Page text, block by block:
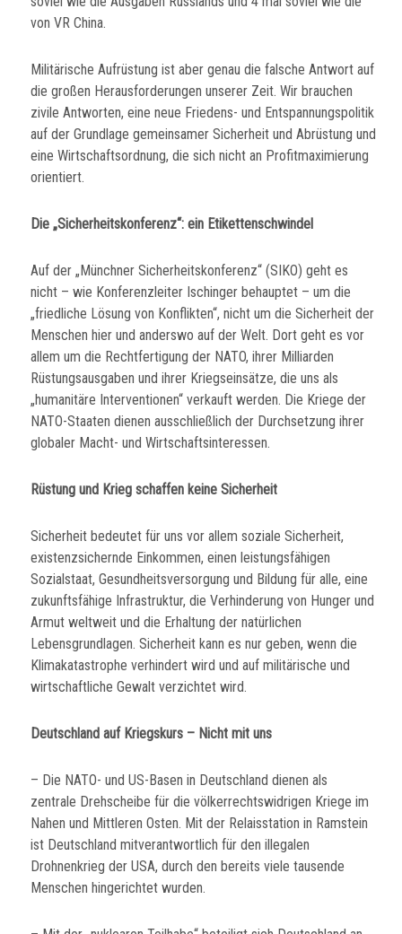
von VR China.
Militärische Aufrüstung ist aber genau die falsche Antwort auf
die großen Herausforderungen unserer Zeit. Wir brauchen
zivile Antworten, eine neue Friedens- und Entspannungspolitik
auf der Grundlage gemeinsamer Sicherheit und Abrüstung und
eine Wirtschaftsordnung, die sich nicht an Profitmaximierung
orientiert.
Die „Sicherheitskonferenz“: ein Etikettenschwindel
Auf der „Münchner Sicherheitskonferenz“ (SIKO) geht es
nicht – wie Konferenzleiter Ischinger behauptet – um die
„friedliche Lösung von Konflikten“, nicht um die Sicherheit der
Menschen hier und anderswo auf der Welt. Dort geht es vor
allem um die Rechtfertigung der NATO, ihrer Milliarden
Rüstungsausgaben und ihrer Kriegseinsätze, die uns als
„humanitäre Interventionen“ verkauft werden. Die Kriege der
NATO-Staaten dienen ausschließlich der Durchsetzung ihrer
globaler Macht- und Wirtschaftsinteressen.
Rüstung und Krieg schaffen keine Sicherheit
Sicherheit bedeutet für uns vor allem soziale Sicherheit,
existenzsichernde Einkommen, einen leistungsfähigen
Sozialstaat, Gesundheitsversorgung und Bildung für alle, eine
zukunftsfähige Infrastruktur, die Verhinderung von Hunger und
Armut weltweit und die Erhaltung der natürlichen
Lebensgrundlagen. Sicherheit kann es nur geben, wenn die
Klimakatastrophe verhindert wird und auf militärische und
wirtschaftliche Gewalt verzichtet wird.
Deutschland auf Kriegskurs – Nicht mit uns
– Die NATO- und US-Basen in Deutschland dienen als
zentrale Drehscheibe für die völkerrechtswidrigen Kriege im
Nahen und Mittleren Osten. Mit der Relaisstation in Ramstein
ist Deutschland mitverantwortlich für den illegalen
Drohnenkrieg der USA, durch den bereits viele tausende
Menschen hingerichtet wurden.